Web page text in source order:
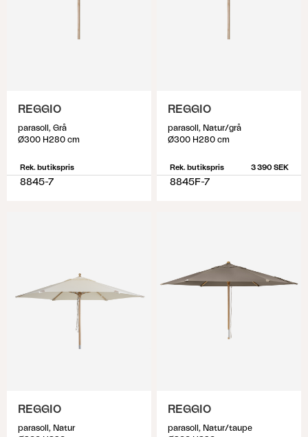
REGGIO
parasoll, Grå
Ø300 H280 cm
Rek. butikspris
8845-7
REGGIO
parasoll, Natur/grå
Ø300 H280 cm
Rek. butikspris 3 390 SEK
8845F-7
REGGIO
parasoll, Natur
REGGIO
parasoll, Natur/taupe